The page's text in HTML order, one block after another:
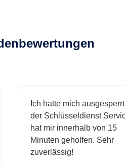
Ich hatte mich ausgesperrt
der Schlüsseldienst Service
hat mir innerhalb von 15
Minuten geholfen. Sehr
zuverlässig!